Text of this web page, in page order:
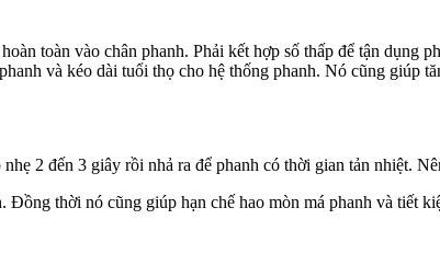
toàn vào chân phanh. Phải kết hợp số thấp để tận dụng
và kéo dài tuổi thọ cho hệ thống phanh. Nó cũng giúp
2 đến 3 giây rồi nhả ra để phanh có thời gian tản nhiệt.
thời nó cũng giúp hạn chế hao mòn má phanh và tiết